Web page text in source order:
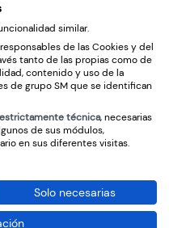
d’ús
part de Educamos
similar.
de las Cookies y del
tanto de las propias como de
contenido y uso de la
de grupo SM que se identifican
técnica, necesarias
de sus módulos,
en sus diferentes visitas.
Solo necesarias